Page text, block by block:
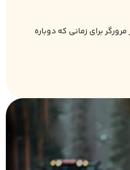
برای زمانی که دوباره